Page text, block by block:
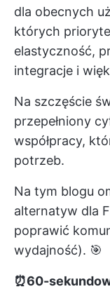
dla obecnych
których
elastyczność,
integracje i
Na szczęście
przepełniony
współpracy,
potrzeb.
Na tym blogu
alternatyw dla
poprawić
wydajność). 🎯
⏰60-